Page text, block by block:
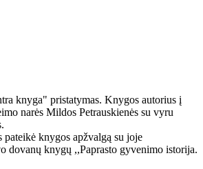
knyga" pristatymas. Knygos autorius į
narės Mildos Petrauskienės su vyru
knygos apžvalgą su joje
dovanų knygų ,,Paprasto gyvenimo istorija.